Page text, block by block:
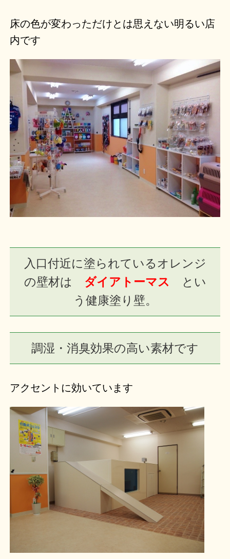
床の色が変わっただけとは思えない明るい店
内です
入口付近に塗られているオレンジ
の壁材は ダイアトーマス とい
う健康塗り壁。
調湿・消臭効果の高い素材です
アクセントに効いています